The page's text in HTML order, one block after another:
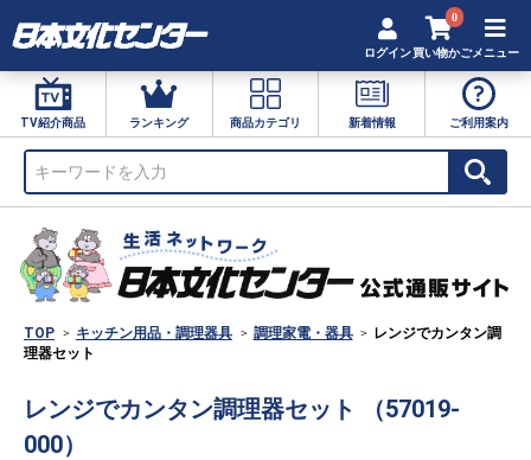
ログイン
0
買い物かごメニュー
TV紹介商品 ランキング 商品カテゴリ 新着情報 ご利用案内
TOP キッチン用品・調理器具 調理家電・器具
レンジでカンタン調
理器セット
レンジでカンタン調理器セット （57019-
000）